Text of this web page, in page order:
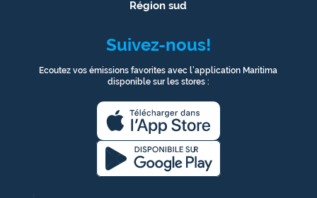
Région sud
Suivez-nous!
Ecoutez vos émissions favorites avec l’application Maritima
disponible sur les stores :